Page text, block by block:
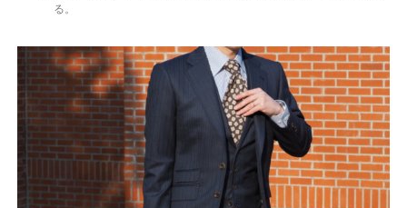
る。